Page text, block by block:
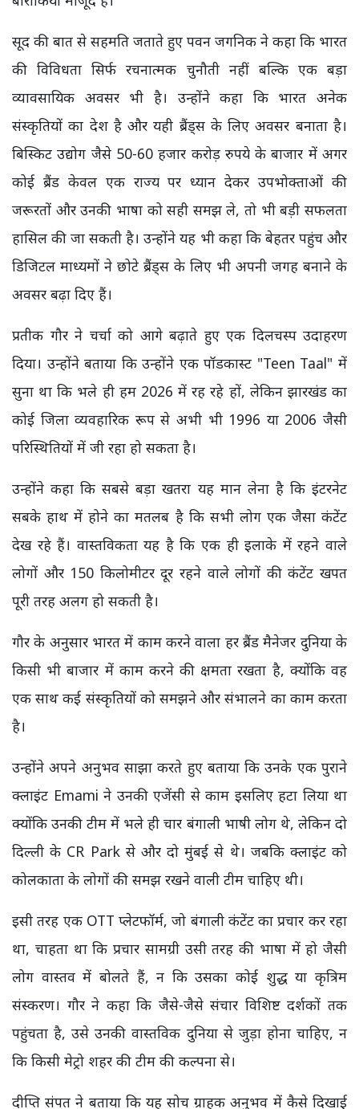
सूद की बात से सहमति जताते हुए पवन जगनिक ने कहा कि भारत
की विविधता सिर्फ रचनात्मक चुनौती नहीं बल्कि एक बड़ा
व्यावसायिक अवसर भी है। उन्होंने कहा कि भारत अनेक
संस्कृतियों का देश है और यही ब्रैंड्स के लिए अवसर बनाता है।
बिस्किट उद्योग जैसे 50-60 हजार करोड़ रुपये के बाजार में अगर
कोई ब्रैंड केवल एक राज्य पर ध्यान देकर उपभोक्ताओं की
जरूरतों और उनकी भाषा को सही समझ ले, तो भी बड़ी सफलता
हासिल की जा सकती है। उन्होंने यह भी कहा कि बेहतर पहुंच और
डिजिटल माध्यमों ने छोटे ब्रैंड्स के लिए भी अपनी जगह बनाने के
अवसर बढ़ा दिए हैं।
प्रतीक गौर ने चर्चा को आगे बढ़ाते हुए एक दिलचस्प उदाहरण
दिया। उन्होंने बताया कि उन्होंने एक पॉडकास्ट "Teen Taal" में
सुना था कि भले ही हम 2026 में रह रहे हों, लेकिन झारखंड का
कोई जिला व्यवहारिक रूप से अभी भी 1996 या 2006 जैसी
परिस्थितियों में जी रहा हो सकता है।
उन्होंने कहा कि सबसे बड़ा खतरा यह मान लेना है कि इंटरनेट
सबके हाथ में होने का मतलब है कि सभी लोग एक जैसा कंटेंट
देख रहे हैं। वास्तविकता यह है कि एक ही इलाके में रहने वाले
लोगों और 150 किलोमीटर दूर रहने वाले लोगों की कंटेंट खपत
पूरी तरह अलग हो सकती है।
गौर के अनुसार भारत में काम करने वाला हर ब्रैंड मैनेजर दुनिया के
किसी भी बाजार में काम करने की क्षमता रखता है, क्योंकि वह
एक साथ कई संस्कृतियों को समझने और संभालने का काम करता
है।
उन्होंने अपने अनुभव साझा करते हुए बताया कि उनके एक पुराने
क्लाइंट Emami ने उनकी एजेंसी से काम इसलिए हटा लिया था
क्योंकि उनकी टीम में भले ही चार बंगाली भाषी लोग थे, लेकिन दो
दिल्ली के CR Park से और दो मुंबई से थे। जबकि क्लाइंट को
कोलकाता के लोगों की समझ रखने वाली टीम चाहिए थी।
इसी तरह एक OTT प्लेटफॉर्म, जो बंगाली कंटेंट का प्रचार कर रहा
था, चाहता था कि प्रचार सामग्री उसी तरह की भाषा में हो जैसी
लोग वास्तव में बोलते हैं, न कि उसका कोई शुद्ध या कृत्रिम
संस्करण। गौर ने कहा कि जैसे-जैसे संचार विशिष्ट दर्शकों तक
पहुंचता है, उसे उनकी वास्तविक दुनिया से जुड़ा होना चाहिए, न
कि किसी मेट्रो शहर की टीम की कल्पना से।
दीप्ति संपत ने बताया कि यह सोच ग्राहक अनुभव में कैसे दिखाई